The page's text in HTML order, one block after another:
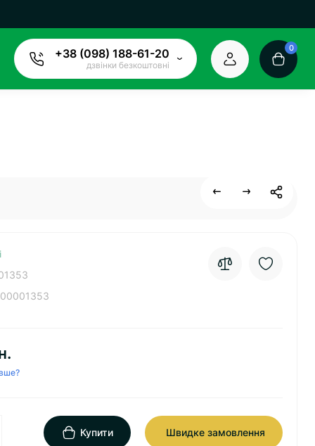
+38 (098) 188-61-20
дзвінки безкоштовні
0
Купити Швидке замовлення